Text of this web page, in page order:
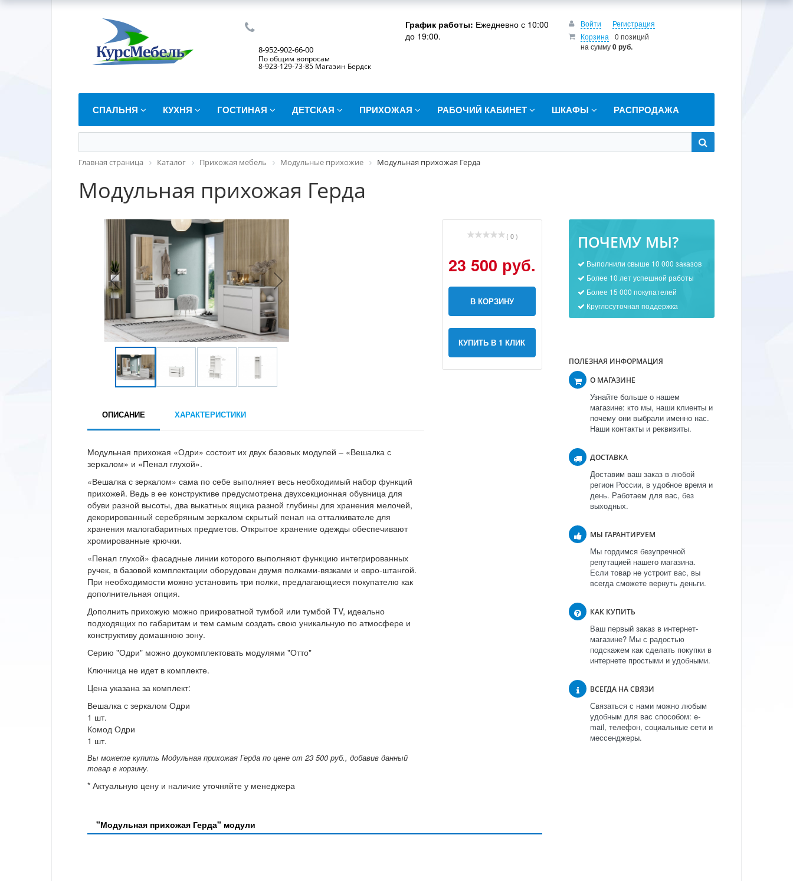
8-952-902-66-00
По общим вопросам
8-923-129-73-85 Магазин Бердск
График работы: Ежедневно с 10:00
до 19:00.
Войти
Регистрация
Корзина
0 позиций
на сумму0 руб.
СПАЛЬНЯ КУХНЯ ГОСТИНАЯ ДЕТСКАЯ ПРИХОЖАЯ РАБОЧИЙ КАБИНЕТ ШКАФЫ РАСПРОДАЖА
Главная страница Каталог Прихожая мебель Модульные прихожие Модульная прихожая Герда
Модульная прихожая Герда
( 0 )
23 500 руб.
В КОРЗИНУ
КУПИТЬ В 1 КЛИК
ОПИСАНИЕ ХАРАКТЕРИСТИКИ
Модульная прихожая «Одри» состоит их двух базовых модулей – «Вешалка с
зеркалом» и «Пенал глухой».
«Вешалка с зеркалом» сама по себе выполняет весь необходимый набор функций
прихожей. Ведь в ее конструктиве предусмотрена двухсекционная обувница для
обуви разной высоты, два выкатных ящика разной глубины для хранения мелочей,
декорированный серебряным зеркалом скрытый пенал на отталкивателе для
хранения малогабаритных предметов. Открытое хранение одежды обеспечивают
хромированные крючки.
«Пенал глухой» фасадные линии которого выполняют функцию интегрированных
ручек, в базовой комплектации оборудован двумя полками-вязками и евро-штангой.
При необходимости можно установить три полки, предлагающиеся покупателю как
дополнительная опция.
Дополнить прихожую можно прикроватной тумбой или тумбой TV, идеально
подходящих по габаритам и тем самым создать свою уникальную по атмосфере и
конструктиву домашнюю зону.
Серию "Одри" можно доукомплектовать модулями "Отто"
Ключница не идет в комплекте.
Цена указана за комплект:
Вешалка с зеркалом Одри
1 шт.
Комод Одри
1 шт.
Вы можете купить Модульная прихожая Герда по цене от 23 500 руб., добавив данный
товар в корзину.
* Актуальную цену и наличие уточняйте у менеджера
"Модульная прихожая Герда" модули
ПОЧЕМУ МЫ?
Выполнили свыше 10 000 заказов
Более 10 лет успешной работы
Более 15 000 покупателей
Круглосуточная поддержка
ПОЛЕЗНАЯ ИНФОРМАЦИЯ
О МАГАЗИНЕ
Узнайте больше о нашем
магазине: кто мы, наши клиенты и
почему они выбрали именно нас.
Наши контакты и реквизиты.
ДОСТАВКА
Доставим ваш заказ в любой
регион России, в удобное время и
день. Работаем для вас, без
выходных.
МЫ ГАРАНТИРУЕМ
Мы гордимся безупречной
репутацией нашего магазина.
Если товар не устроит вас, вы
всегда сможете вернуть деньги.
КАК КУПИТЬ
Ваш первый заказ в интернет-
магазине? Мы с радостью
подскажем как сделать покупки в
интернете простыми и удобными.
ВСЕГДА НА СВЯЗИ
Связаться с нами можно любым
удобным для вас способом: e-
mail, телефон, социальные сети и
мессенджеры.